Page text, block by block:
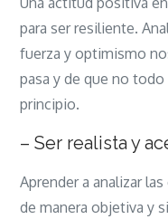
para ser resiliente.
fuerza y optimismo
pasa y de que no
principio.
– Ser realista y
Aprender a analizar
de manera objetiva y